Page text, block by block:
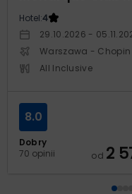
Hotel:4
29.10.2026 -
Warszawa - Chopin
All Inclusive
Dobry
70 opinii
8.0
od 2